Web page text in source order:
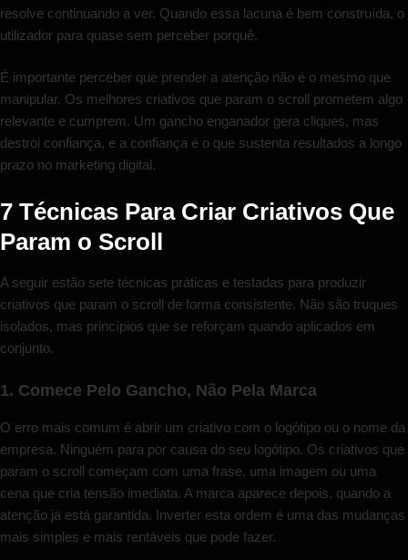
resolve continuando a ver. Quando essa lacuna é bem construída, o
utilizador para quase sem perceber porquê.
É importante perceber que prender a atenção não é o mesmo que
manipular. Os melhores criativos que param o scroll prometem algo
relevante e cumprem. Um gancho enganador gera cliques, mas
destrói confiança, e a confiança é o que sustenta resultados a longo
prazo no marketing digital.
7 Técnicas Para Criar Criativos Que
Param o Scroll
A seguir estão sete técnicas práticas e testadas para produzir
criativos que param o scroll de forma consistente. Não são truques
isolados, mas princípios que se reforçam quando aplicados em
conjunto.
1. Comece Pelo Gancho, Não Pela Marca
O erro mais comum é abrir um criativo com o logótipo ou o nome da
empresa. Ninguém para por causa do seu logótipo. Os criativos que
param o scroll começam com uma frase, uma imagem ou uma
cena que cria tensão imediata. A marca aparece depois, quando a
atenção já está garantida. Inverter esta ordem é uma das mudanças
mais simples e mais rentáveis que pode fazer.